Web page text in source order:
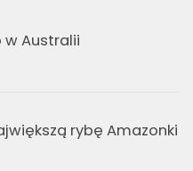
w Australii
rybę Amazonki